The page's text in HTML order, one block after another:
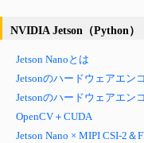
NVIDIA Jetson（Python）
Jetson Nanoとは
Jetsonのハードウェアエン
Jetsonのハードウェアエン
OpenCV＋CUDA
Jetson Nano × MIPI CSI-2＆